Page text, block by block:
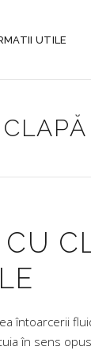
UTILE
întoarcerii
în sens